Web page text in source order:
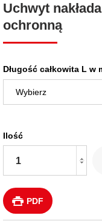
Uchwyt
ochronną
Długość całkowita L w
Ilość
PDF